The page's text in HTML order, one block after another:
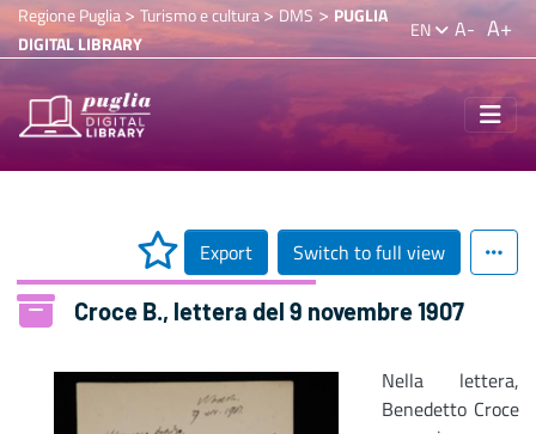
Regione Puglia> Turismo e cultura>DMS > PUGLIA
DIGITAL LIBRARY
EN A- A+
Export Switch to full view
Croce B., lettera del 9 novembre 1907
Nella lettera,
Benedetto Croce